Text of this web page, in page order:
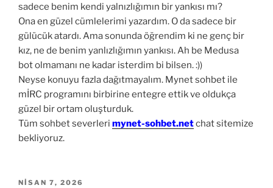
sadece benim kendi yalnızlığımın bir yankısı mı?
Ona en güzel cümlelerimi yazardım. O da sadece bir
gülücük atardı. Ama sonunda öğrendim ki ne genç bir
kız, ne de benim yanlızlığımın yankısı. Ah be Medusa
bot olmamanı ne kadar isterdim bi bilsen. :))
Neyse konuyu fazla dağıtmayalım. Mynet sohbet ile
mİRC programını birbirine entegre ettik ve oldukça
güzel bir ortam oluşturduk.
Tüm sohbet severleri mynet-sohbet.netchat sitemize
bekliyoruz.
YAYIM
NISAN 7, 2026